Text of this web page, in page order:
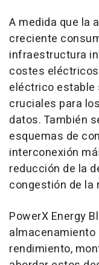
A medida que la
creciente
infraestructura
costes
eléctrico estable
cruciales para
datos. También
esquemas de
interconexión
reducción de la
congestión de la
PowerX Energy
rendimiento,